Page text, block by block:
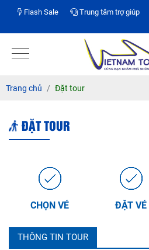
Flash Sale Trung tâm trợ giúp
Trang chủ Đặt tour
ĐẶT TOUR
CHỌN VÉ ĐẶT VÉ
THÔNG TIN TOUR